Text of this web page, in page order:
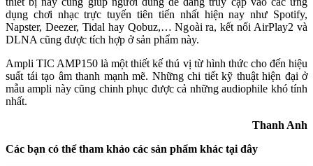
dụng chơi nhạc trực tuyến tiên tiến nhất hiện nay như Spotify,
Napster, Deezer, Tidal hay Qobuz,… Ngoài ra, kết nối AirPlay2 và
DLNA cũng được tích hợp ở sản phẩm này.
Ampli TIC AMP150 là một thiết kế thú vị từ hình thức cho đến hiệu
suất tái tạo âm thanh mạnh mẽ. Những chi tiết kỹ thuật hiện đại ở
mẫu ampli này cũng chinh phục được cả những audiophile khó tính
nhất.
Thanh Anh
Các bạn có thể tham khảo các sản phẩm khác tại đây